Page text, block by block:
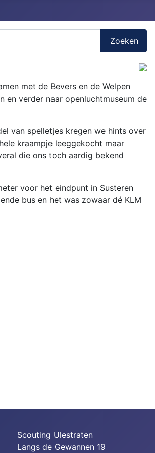
Zoeken
met de Bevers en de Welpen
en verder naar openluchtmuseum de
van spelletjes kregen we hints over
kraampje leeggekocht maar
die ons toch aardig bekend
voor het eindpunt in Susteren
bus en het was zowaar dé KLM
Scouting Ulestraten
Langs de Gewannen 19